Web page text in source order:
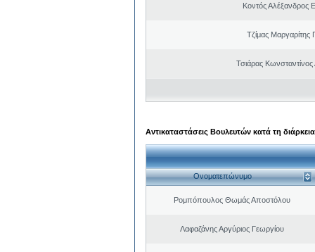
Κοντός Αλέξανδρος
Τζίμας Μαργαρίτης
Τσιάρας
Αντικαταστάσεις Βουλευτών κατά τη
Ονοματεπώνυμο
Ρομπόπουλος Θωμάς Αποστόλου
Λαφαζάνης Αργύριος Γεωργίου